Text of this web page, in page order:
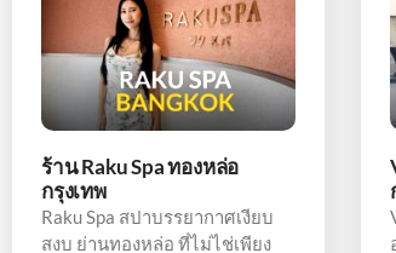
ร้าน Raku Spa ทองหล่อ
กรุงเทพ
Raku Spa สปาบรรยากาศเงียบ
สงบ ย่านทองหล่อ ที่ไม่ไช่เพียง